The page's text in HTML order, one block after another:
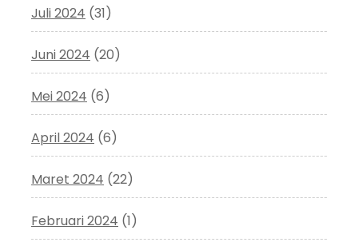
Juli 2024 (31)
Juni 2024 (20)
Mei 2024 (6)
April 2024 (6)
Maret 2024 (22)
Februari 2024 (1)